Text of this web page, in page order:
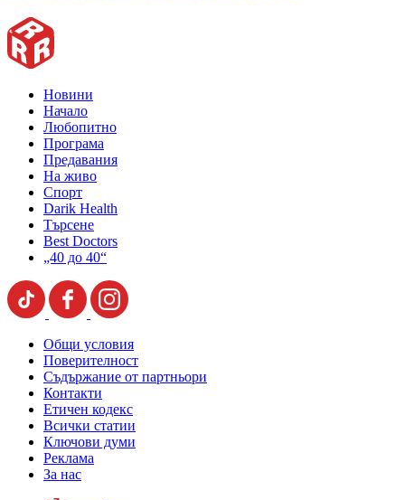
Новини
Начало
Любопитно
Програма
Предавания
На живо
Спорт
Darik Health
Търсене
Best Doctors
„40 до 40“
Общи условия
Поверителност
Съдържание от партньори
Контакти
Етичен кодекс
Всички статии
Ключови думи
Реклама
За нас